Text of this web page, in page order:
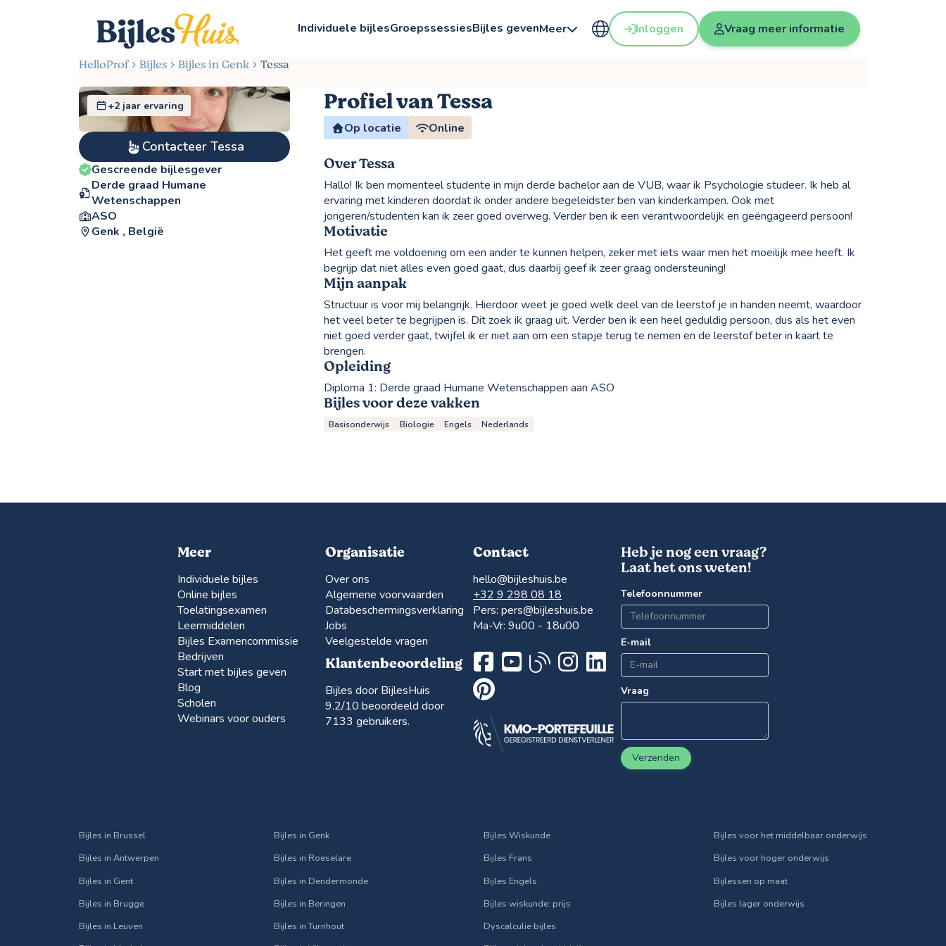
Individuele bijlesGroepssessiesBijles gevenMeer Inloggen Vraag meer informatie
HelloProf Bijles Bijles in Genk Tessa
+2 jaar ervaring
Contacteer Tessa
Gescreende bijlesgever
Derde graad Humane
Wetenschappen
ASO
Genk , België
Profiel van Tessa
Op locatie Online
Over Tessa
Hallo! Ik ben momenteel studente in mijn derde bachelor aan de VUB, waar ik Psychologie studeer. Ik heb al
ervaring met kinderen doordat ik onder andere begeleidster ben van kinderkampen. Ook met
jongeren/studenten kan ik zeer goed overweg. Verder ben ik een verantwoordelijk en geëngageerd persoon!
Motivatie
Het geeft me voldoening om een ander te kunnen helpen, zeker met iets waar men het moeilijk mee heeft. Ik
begrijp dat niet alles even goed gaat, dus daarbij geef ik zeer graag ondersteuning!
Mijn aanpak
Structuur is voor mij belangrijk. Hierdoor weet je goed welk deel van de leerstof je in handen neemt, waardoor
het veel beter te begrijpen is. Dit zoek ik graag uit. Verder ben ik een heel geduldig persoon, dus als het even
niet goed verder gaat, twijfel ik er niet aan om een stapje terug te nemen en de leerstof beter in kaart te
brengen.
Opleiding
Diploma 1: Derde graad Humane Wetenschappen aan ASO
Bijles voor deze vakken
Basisonderwijs Biologie Engels Nederlands
Meer
Individuele bijles
Online bijles
Toelatingsexamen
Leermiddelen
Bijles Examencommissie
Bedrijven
Start met bijles geven
Blog
Scholen
Webinars voor ouders
Organisatie
Over ons
Algemene voorwaarden
Databeschermingsverklaring
Jobs
Veelgestelde vragen
Klantenbeoordeling
Bijles door BijlesHuis
9.2/10 beoordeeld door
7133 gebruikers.
Contact
hello@bijleshuis.be
+32 9 298 08 18
Pers: pers@bijleshuis.be
Ma-Vr: 9u00 - 18u00
Heb je nog een vraag?
Laat het ons weten!
Telefoonnummer
E-mail
Vraag
Verzenden
Bijles in Brussel
Bijles in Antwerpen
Bijles in Gent
Bijles in Brugge
Bijles in Leuven
Bijles in Genk
Bijles in Roeselare
Bijles in Dendermonde
Bijles in Beringen
Bijles in Turnhout
Bijles Wiskunde
Bijles Frans
Bijles Engels
Bijles wiskunde: prijs
Dyscalculie bijles
Bijles voor het middelbaar onderwijs
Bijles voor hoger onderwijs
Bijlessen op maat
Bijles lager onderwijs